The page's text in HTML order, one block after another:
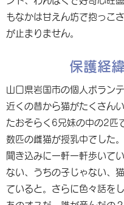
もなかは甘えん坊で抱っこ
が止まりません。
保護経緯
山口県岩国市の個人ボラン
近くの昔から猫がたくさん
たおそらく6兄妹の中の2匹
数匹の雌猫が授乳中でした。
聞き込みに一軒一軒歩いて
ない、うちの子じゃない、
ていると。さらに色々話を